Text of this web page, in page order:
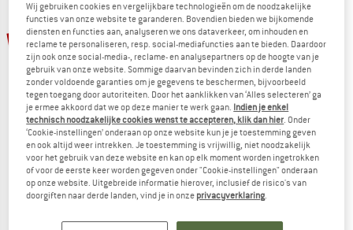
-25%
MALOJA
LabanM.
Multifunctionele sokken
4,5(16)
MALOJA
GrappaM.
Fietssokken
€ 12,95
(0)
Wij gebruiken cookies en vergelijkbare technologieën om de noodzakelijke
functies van onze website te garanderen. Bovendien bieden we bijkomende
diensten en functies aan, analyseren we ons dataverkeer, om inhouden en
reclame te personaliseren, resp. social-mediafuncties aan te bieden. Daardoor
zijn ook onze social-media-, reclame- en analysepartners op de hoogte van je
gebruik van onze website. Sommige daarvan bevinden zich in derde landen
zonder voldoende garanties om je gegevens te beschermen, bijvoorbeeld
tegen toegang door autoriteiten. Door het aanklikken van ‘Alles selecteren’ ga
je ermee akkoord dat we op deze manier te werk gaan. Indien je enkel
technisch noodzakelijke cookies wenst te accepteren, klik dan hier. Onder
‘Cookie-instellingen’ onderaan op onze website kun je je toestemming geven
en ook altijd weer intrekken. Je toestemming is vrijwillig, niet noodzakelijk
voor het gebruik van deze website en kan op elk moment worden ingetrokken
of voor de eerste keer worden gegeven onder "Cookie-instellingen" onderaan
op onze website. Uitgebreide informatie hierover, inclusief de risico's van
doorgiften naar derde landen, vind je in onze privacyverklaring.